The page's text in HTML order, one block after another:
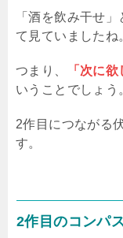
「酒を飲み干せ
て見ていましたね
つまり、 「次に
いうことでしょう
2作目につながる
す。
2作目のコンパ